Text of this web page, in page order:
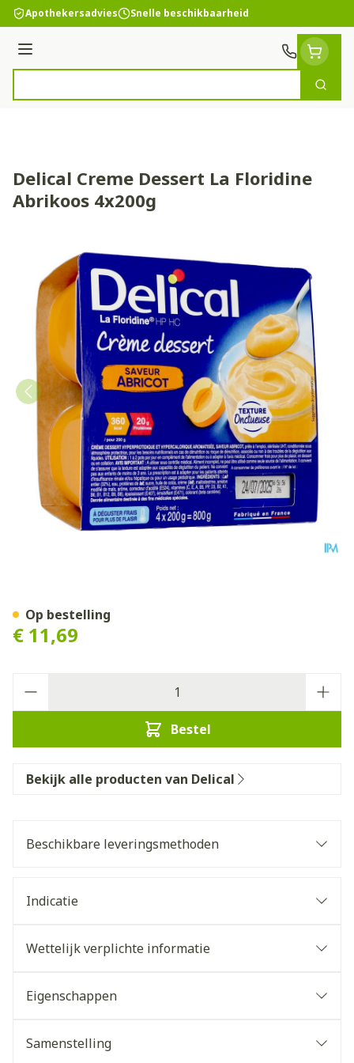
Ga naar de inhoud
Apothekersadvies Snelle beschikbaarheid
Menu
Zoek
Delical Creme Dessert La Floridine
Abrikoos 4x200g
€ 11,69
Bestel
Op bestelling
Bekijk alle producten van Delical
Beschikbare leveringsmethoden
Indicatie
Wettelijk verplichte informatie
Eigenschappen
Samenstelling